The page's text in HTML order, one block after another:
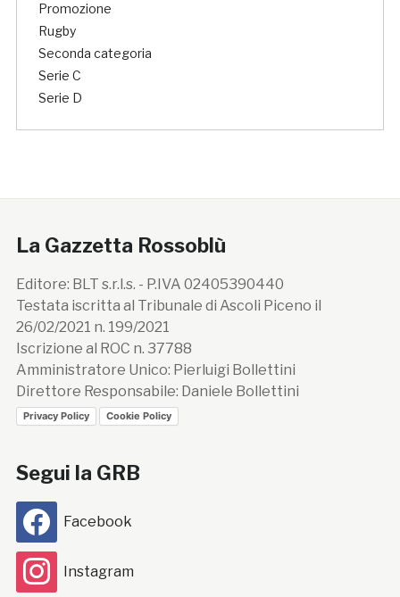
Promozione
Rugby
Seconda categoria
Serie C
Serie D
La Gazzetta Rossoblù
Editore: BLT s.r.l.s. - P.IVA 02405390440
Testata iscritta al Tribunale di Ascoli Piceno il
26/02/2021 n. 199/2021
Iscrizione al ROC n. 37788
Amministratore Unico: Pierluigi Bollettini
Direttore Responsabile: Daniele Bollettini
Privacy Policy Cookie Policy
Segui la GRB
Facebook
Instagram